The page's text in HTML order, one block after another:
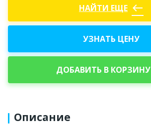
НАЙТИ ЕЩЕ west
УЗНАТЬ ЦЕНУ
ДОБАВИТЬ В КОРЗИНУ
Описание